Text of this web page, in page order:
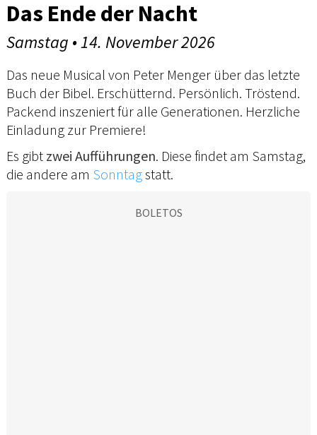
Das Ende der Nacht
Samstag • 14. November 2026
Das neue Musical von Peter Menger über das letzte
Buch der Bibel. Erschütternd. Persönlich. Tröstend.
Packend inszeniert für alle Generationen. Herzliche
Einladung zur Premiere!
Es gibt zwei Aufführungen. Diese findet am Samstag,
die andere am Sonntagstatt.
BOLETOS